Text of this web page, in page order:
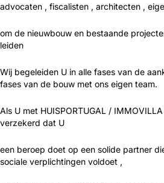
advocaten , fiscalisten , architecten ,
om de nieuwbouw en bestaande
leiden
Wij begeleiden U in alle fases van de
fases van de bouw met ons eigen team.
Als U met HUISPORTUGAL /
verzekerd dat U
een beroep doet op een solide partner
sociale verplichtingen voldoet ,